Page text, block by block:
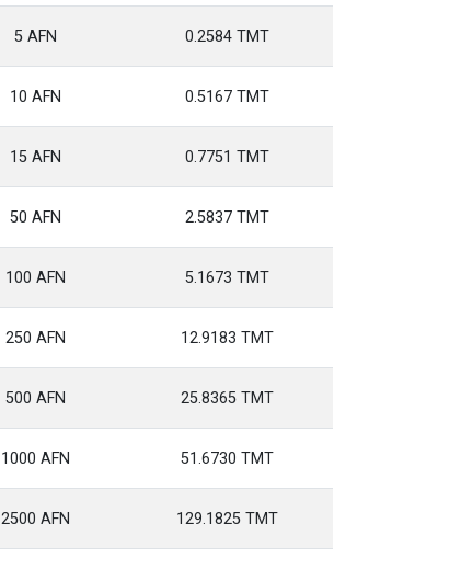
5 AFN 0.2584 TMT
10 AFN 0.5167 TMT
15 AFN 0.7751 TMT
50 AFN 2.5837 TMT
100 AFN 5.1673 TMT
250 AFN 12.9183 TMT
500 AFN 25.8365 TMT
1000 AFN 51.6730 TMT
2500 AFN 129.1825 TMT